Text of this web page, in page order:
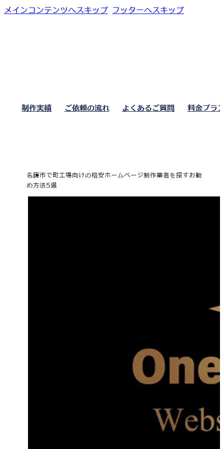
メインコンテンツへスキップ フッターへスキップ
制作実績 ご依頼の流れ よくあるご質問 料金プラ
名護市で町工場向けの格安ホームページ制作業者を探すお勧
め方法5選